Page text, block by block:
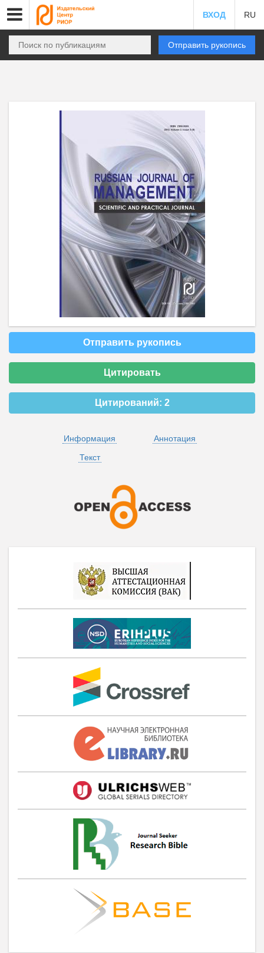
ВХОД RU
Отправить рукопись
Отправить рукопись
Цитировать
Цитирований: 2
Информация
Аннотация
Текст